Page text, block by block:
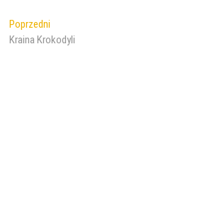
Nawigacja
wpisu
Poprzedni
wpis:
Kraina Krokodyli